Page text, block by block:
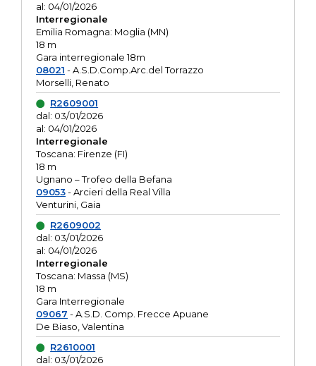
al: 04/01/2026
Interregionale
Emilia Romagna: Moglia (MN)
18 m
Gara interregionale 18m
08021 - A.S.D.Comp.Arc.del Torrazzo
Morselli, Renato
R2609001
dal: 03/01/2026
al: 04/01/2026
Interregionale
Toscana: Firenze (FI)
18 m
Ugnano – Trofeo della Befana
09053- Arcieri della Real Villa
Venturini, Gaia
R2609002
dal: 03/01/2026
al: 04/01/2026
Interregionale
Toscana: Massa (MS)
18 m
Gara Interregionale
09067 - A.S.D. Comp. Frecce Apuane
De Biaso, Valentina
R2610001
dal: 03/01/2026